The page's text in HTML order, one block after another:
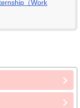
（Work